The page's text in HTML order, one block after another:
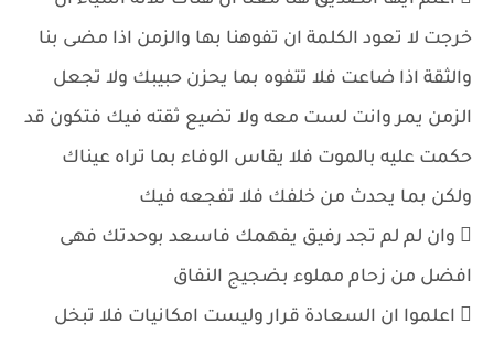
خرجت لا تعود الكلمة ان تفوهنا بها والزمن اذا مضى بنا
والثقة اذا ضاعت فلا تتفوه بما يحزن حبيبك ولا تجعل
الزمن يمر وانت لست معه ولا تضيع ثقته فيك فتكون قد
حكمت عليه بالموت فلا يقاس الوفاء بما تراه عيناك
ولكن بما يحدث من خلفك فلا تفجعه فيك
 وان لم لم تجد رفيق يفهمك فاسعد بوحدتك فهى
افضل من زحام مملوء بضجيج النفاق
 اعلموا ان السعادة قرار وليست امكانيات فلا تبخل